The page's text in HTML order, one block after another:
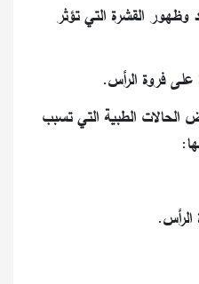
القشرة التي تؤثر
فروة الرأس.
الحالات الطبية التي تسبب